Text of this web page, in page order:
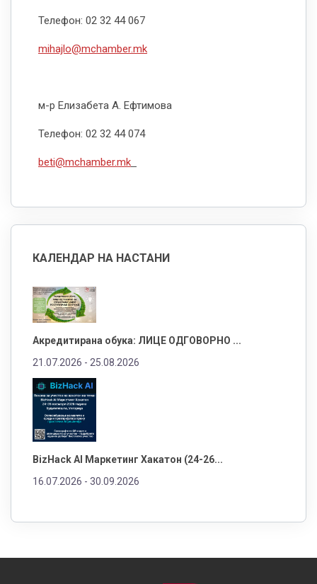
Телефон: 02 32 44 067
mihajlo@mchamber.mk
м-р Елизабета А. Ефтимова
Телефон: 02 32 44 074
beti@mchamber.mk
КАЛЕНДАР НА НАСТАНИ
Акредитирана обука: ЛИЦЕ ОДГОВОРНО ...
21.07.2026 - 25.08.2026
BizHack AI Маркетинг Хакатон (24-26...
16.07.2026 - 30.09.2026